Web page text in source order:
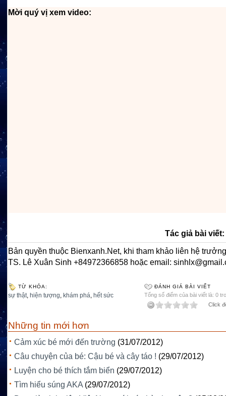
Mời quý vị xem video:
Tác giả bài viết:
Bản quyền thuộc Bienxanh.Net, khi tham khảo liên hệ
TS. Lê Xuân Sinh +84972366858 hoặc email:
TỪ KHÓA:
sự thật, hiện tượng, khám phá, hết sức
ĐÁNH GIÁ BÀI VIẾT
Tổng số điểm của bài viết là: 0
Click
Những tin mới hơn
Cảm xúc bé mới đến trường (31/07/2012)
Câu chuyện của bé: Cậu bé và cây táo ! (29/07/2012)
Luyện cho bé thích tắm biển (29/07/2012)
Tìm hiểu súng AKA (29/07/2012)